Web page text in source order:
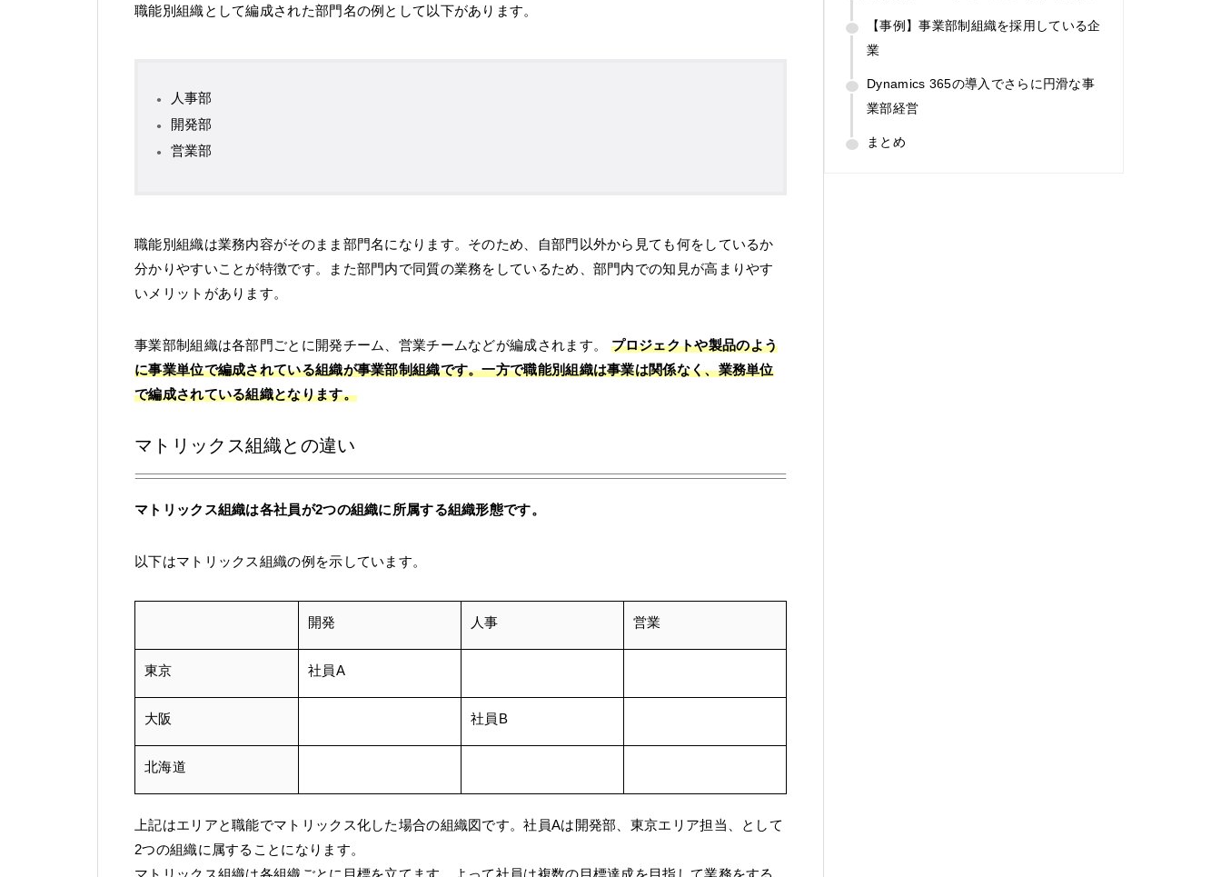
職能別組織として編成された部門名の例として以下があります。
人事部
開発部
営業部
職能別組織は業務内容がそのまま部門名になります。そのため、自部門以外から見ても何をしているか
分かりやすいことが特徴です。また部門内で同質の業務をしているため、部門内での知見が高まりやす
いメリットがあります。
事業部制組織は各部門ごとに開発チーム、営業チームなどが編成されます。 プロジェクトや製品のよう
に事業単位で編成されている組織が事業部制組織です。一方で職能別組織は事業は関係なく、業務単位
で編成されている組織となります。
マトリックス組織との違い
マトリックス組織は各社員が2つの組織に所属する組織形態です。
以下はマトリックス組織の例を示しています。
開発 人事 営業
東京 社員A
大阪 社員B
北海道
上記はエリアと職能でマトリックス化した場合の組織図です。社員Aは開発部、東京エリア担当、として
2つの組織に属することになります。
【事例】事業部制組織を採用している企
業
Dynamics 365の導入でさらに円滑な事
業部経営
まとめ